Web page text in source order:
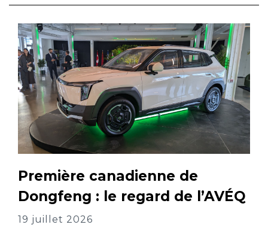
Première canadienne de
Dongfeng : le regard de l’AVÉQ
19 juillet 2026